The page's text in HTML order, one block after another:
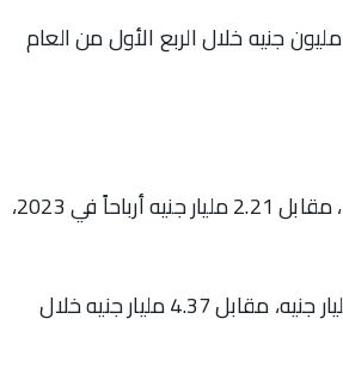
وعلى مستوى الأعمال المستقلة، ارتفعت أرباح البنك إلى 958.94 مليون جنيه خلال الربع الأول من العام
وحقق بنك البركة مصر، صافي ربح بلغ 3.005 مليار جنيه خلال 2024، مقابل 2.21 مليار جنيه أرباحاً في 2023،
وارتفع صافي دخل البنك من العائد خلال العام الماضي إلى 5.99 مليار جنيه، مقابل 4.37 مليار جنيه خلال